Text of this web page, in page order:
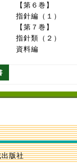
【第６巻】
指針編（１）
【第７巻】
指針類（２）
資料編
版社